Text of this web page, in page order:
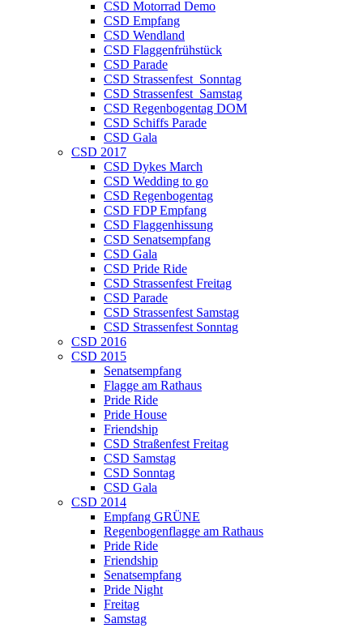
CSD Motorrad Demo
CSD Empfang
CSD Wendland
CSD Flaggenfrühstück
CSD Parade
CSD Strassenfest_Sonntag
CSD Strassenfest_Samstag
CSD Regenbogentag DOM
CSD Schiffs Parade
CSD Gala
CSD 2017
CSD Dykes March
CSD Wedding to go
CSD Regenbogentag
CSD FDP Empfang
CSD Flaggenhissung
CSD Senatsempfang
CSD Gala
CSD Pride Ride
CSD Strassenfest Freitag
CSD Parade
CSD Strassenfest Samstag
CSD Strassenfest Sonntag
CSD 2016
CSD 2015
Senatsempfang
Flagge am Rathaus
Pride Ride
Pride House
Friendship
CSD Straßenfest Freitag
CSD Samstag
CSD Sonntag
CSD Gala
CSD 2014
Empfang GRÜNE
Regenbogenflagge am Rathaus
Pride Ride
Friendship
Senatsempfang
Pride Night
Freitag
Samstag